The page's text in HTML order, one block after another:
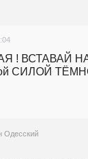
! ВСТАВАЙ
СИЛОЙ
Одесский